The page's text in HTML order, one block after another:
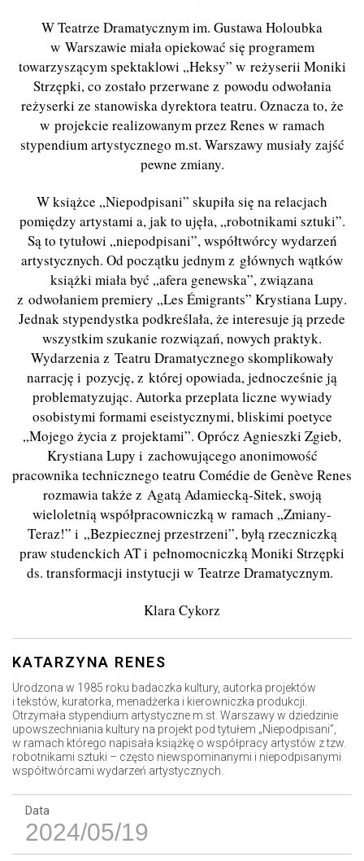
W Teatrze Dramatycznym im. Gustawa Holoubka
w Warszawie miała opiekować się programem
towarzyszącym spektaklowi „Heksy” w reżyserii Moniki
Strzępki, co zostało przerwane z powodu odwołania
reżyserki ze stanowiska dyrektora teatru. Oznacza to, że
w projekcie realizowanym przez Renes w ramach
stypendium artystycznego m.st. Warszawy musiały zajść
pewne zmiany.
W książce „Niepodpisani” skupiła się na relacjach
pomiędzy artystami a, jak to ujęła, „robotnikami sztuki”.
Są to tytułowi „niepodpisani”, współtwórcy wydarzeń
artystycznych. Od początku jednym z głównych wątków
książki miała być „afera genewska”, związana
z odwołaniem premiery „Les Émigrants” Krystiana Lupy.
Jednak stypendystka podkreślała, że interesuje ją przede
wszystkim szukanie rozwiązań, nowych praktyk.
Wydarzenia z Teatru Dramatycznego skomplikowały
narrację i pozycję, z której opowiada, jednocześnie ją
problematyzując. Autorka przeplata liczne wywiady
osobistymi formami eseistycznymi, bliskimi poetyce
„Mojego życia z projektami”. Oprócz Agnieszki Zgieb,
Krystiana Lupy i zachowującego anonimowość
pracownika technicznego teatru Comédie de Genève Renes
rozmawia także z Agatą Adamiecką-Sitek, swoją
wieloletnią współpracowniczką w ramach „Zmiany-
Teraz!” i „Bezpiecznej przestrzeni”, byłą rzeczniczką
praw studenckich AT i pełnomocniczką Moniki Strzępki
ds. transformacji instytucji w Teatrze Dramatycznym.
Klara Cykorz
KATARZYNA RENES
Urodzona w 1985 roku badaczka kultury, autorka projektów
i tekstów, kuratorka, menadżerka i kierowniczka produkcji.
Otrzymała stypendium artystyczne m.st. Warszawy w dziedzinie
upowszechniania kultury na projekt pod tytułem „Niepodpisani”,
w ramach którego napisała książkę o współpracy artystów z tzw.
robotnikami sztuki – często niewspominanymi i niepodpisanymi
współtwórcami wydarzeń artystycznych.
Data
2024/05/19